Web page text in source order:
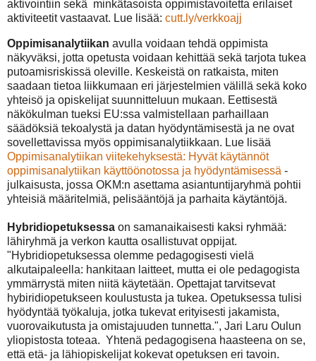
aktivointiin sekä minkätasoista oppimistavoitetta erilaiset
aktiviteetit vastaavat. Lue lisää: cutt.ly/verkkoajj
Oppimisanalytiikan avulla voidaan tehdä oppimista
näkyväksi, jotta opetusta voidaan kehittää sekä tarjota tukea
putoamisriskissä oleville. Keskeistä on ratkaista, miten
saadaan tietoa liikkumaan eri järjestelmien välillä sekä koko
yhteisö ja opiskelijat suunnitteluun mukaan. Eettisestä
näkökulman tueksi EU:ssa valmistellaan parhaillaan
säädöksiä tekoalystä ja datan hyödyntämisestä ja ne ovat
sovellettavissa myös oppimisanalytiikkaan. Lue lisää
Oppimisanalytiikan viitekehyksestä: Hyvät käytännöt
oppimisanalytiikan käyttöönotossa ja hyödyntämisessä -
julkaisusta, jossa OKM:n asettama asiantuntijaryhmä pohtii
yhteisiä määritelmiä, pelisääntöjä ja parhaita käytäntöjä.
Hybridiopetuksessa on samanaikaisesti kaksi ryhmää:
lähiryhmä ja verkon kautta osallistuvat oppijat.
"Hybridiopetuksessa olemme pedagogisesti vielä
alkutaipaleella: hankitaan laitteet, mutta ei ole pedagogista
ymmärrystä miten niitä käytetään. Opettajat tarvitsevat
hybiridiopetukseen koulustusta ja tukea. Opetuksessa tulisi
hyödyntää työkaluja, jotka tukevat erityisesti jakamista,
vuorovaikutusta ja omistajuuden tunnetta.", Jari Laru Oulun
yliopistosta toteaa. Yhtenä pedagogisena haasteena on se,
että etä- ja lähiopiskelijat kokevat opetuksen eri tavoin.